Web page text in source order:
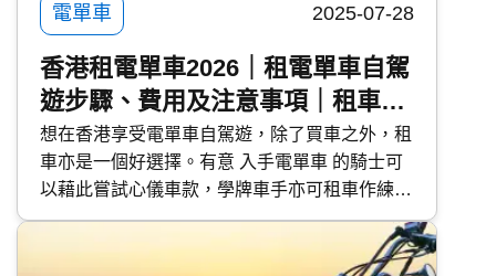
電單車 2025-07-28
香港租電單車2026｜租電單車自駕
遊步驟、費用及注意事項｜租車平
台推介｜學牌租車考牌、練車
想在香港享受電單車自駕遊，除了買車之外，租
車亦是一個好選擇。有意 入手電單車 的騎士可
以藉此嘗試心儀車款，學牌車手亦可租車作練車
及 考牌 之用。今次 快而保 便與大家分享租電單
車的步驟、費用及注意事項，並推介 2 個電單車